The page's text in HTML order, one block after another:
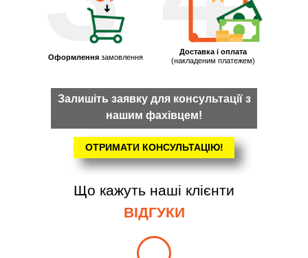
Оформлення замовлення
Доставка і оплата
(накладеним платежем)
ОТРИМАТИ КОНСУЛЬТАЦІЮ!
Залишіть заявку для консультації з
нашим фахівцем!
Що кажуть наші клієнти
ВІДГУКИ